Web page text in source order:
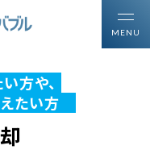
MENU
方や、
たい方